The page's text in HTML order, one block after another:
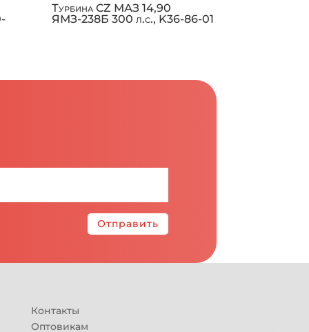
Турбина CZ МАЗ 14,90
ЯМЗ-238Б 300 л.с., K36-86-01
Отправить
Контакты
Оптовикам